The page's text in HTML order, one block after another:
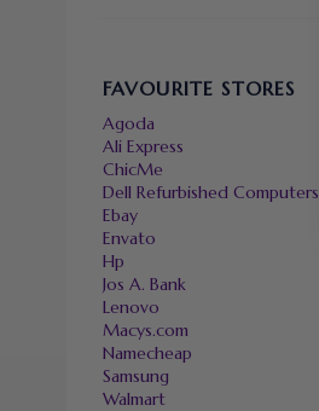
FAVOURITE STORES
Agoda
Ali Express
ChicMe
Dell Refurbished Computers
Ebay
Envato
Hp
Jos A. Bank
Lenovo
Macys.com
Namecheap
Samsung
Walmart